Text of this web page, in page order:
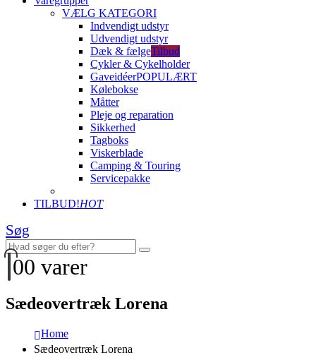
VÆLG KATEGORI
Indvendigt udstyr
Udvendigt udstyr
Dæk & fælgeTilbud
Cykler & Cykelholder
GaveidéerPOPULÆRT
Kølebokse
Måtter
Pleje og reparation
Sikkerhed
Tagboks
Viskerblade
Camping & Touring
Servicepakke
TILBUD!HOT
Søg
00 varer
Sædeovertræk Lorena
Home
Sædeovertræk Lorena